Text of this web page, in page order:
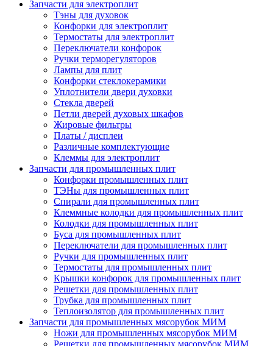
Запчасти для электроплит
Тэны для духовок
Конфорки для электроплит
Термостаты для электроплит
Переключатели конфорок
Ручки терморегуляторов
Лампы для плит
Конфорки стеклокерамики
Уплотнители двери духовки
Стекла дверей
Петли дверей духовых шкафов
Жировые фильтры
Платы / дисплеи
Различные комплектующие
Клеммы для электроплит
Запчасти для промышленных плит
Конфорки промышленных плит
ТЭНы для промышленных плит
Спирали для промышленных плит
Клеммные колодки для промышленных плит
Колодки для промышленных плит
Буса для промышленных плит
Переключатели для промышленных плит
Ручки для промышленных плит
Термостаты для промышленных плит
Крышки конфорок для промышленных плит
Решетки для промышленных плит
Трубка для промышленных плит
Теплоизолятор для промышленных плит
Запчасти для промышленных мясорубок МИМ
Ножи для промышленных мясорубок МИМ